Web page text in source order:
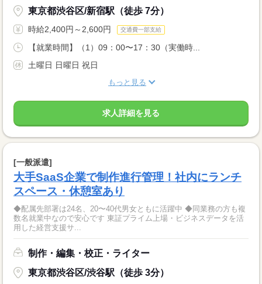
東京都渋谷区/新宿駅（徒歩 7分）
時給2,400円～2,600円 交通費一部支給
【就業時間】（1）09：00〜17：30（実働時...
土曜日 日曜日 祝日
もっと見る
求人詳細を見る
[一般派遣]
大手SaaS企業で制作進行管理！社内にランチ
スペース・休憩室あり
◆配属先部署は24名、20〜40代男女ともに活躍中 ◆同業務の方も複
数名就業中なので安心です 東証プライム上場・ビジネスデータを活
用した経営支援サ...
制作・編集・校正・ライター
東京都渋谷区/渋谷駅（徒歩 3分）